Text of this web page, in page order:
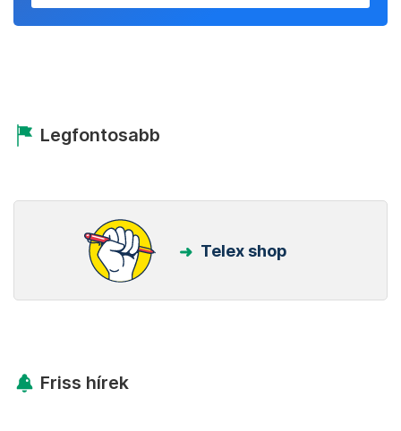
Legfontosabb
Telex shop
Friss hírek